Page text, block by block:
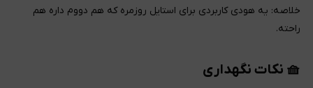
خلاصه: یه هودی کاربردی برای استایل روزمره که هم دووم داره هم
راحته.
🧺 نکات نگهداری